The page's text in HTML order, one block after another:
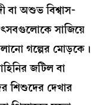
বা অশুভ বিশ্বাস-
সাজিয়ে
গল্পের মোড়কে।
জটিল বা
শিশুদের দেখার